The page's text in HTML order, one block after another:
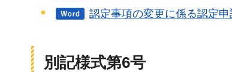
認定事項の変更に係る認定申
別記様式第6号